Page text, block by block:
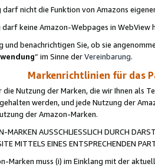
darf nicht die Funktion von Amazons
darf keine Amazon-Webpages in WebView
und benachrichtigen Sie, ob sie
“ im Sinne derVereinbarung.
Markenrichtlinien für das
Nutzung der Marken, die wir Ihnen als
werden, und jede Nutzung der
der Amazon-Marken.
MARKEN AUSSCHLIESSLICH DURCH
MITTELS EINES ENTSPRECHENDEN
Marken muss (i) im Einklang mit der